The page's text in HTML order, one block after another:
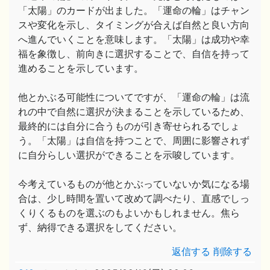
「太陽」のカードが出ました。「運命の輪」はチャン
スや変化を示し、タイミングが合えば自然と良い方向
へ進んでいくことを意味します。「太陽」は成功や幸
福を象徴し、前向きに選択することで、自信を持って
進めることを示しています。
他とかぶる可能性についてですが、「運命の輪」は流
れの中で自然に選択が決まることを示しているため、
最終的には自分に合うものが引き寄せられるでしょ
う。「太陽」は自信を持つことで、周囲に影響されず
に自分らしい選択ができることを示唆しています。
今考えているものが他とかぶっていないか気になる場
合は、少し時間を置いて改めて調べたり、直感でしっ
くりくるものを選ぶのもよいかもしれません。焦ら
ず、納得できる選択をしてください。
返信する 削除する